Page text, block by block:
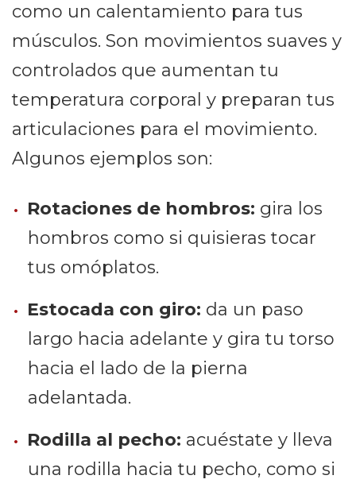
como un calentamiento para tus
músculos. Son movimientos suaves y
controlados que aumentan tu
temperatura corporal y preparan tus
articulaciones para el movimiento.
Algunos ejemplos son:
Rotaciones de hombros: gira los
hombros como si quisieras tocar
tus omóplatos.
Estocada con giro: da un paso
largo hacia adelante y gira tu torso
hacia el lado de la pierna
adelantada.
Rodilla al pecho: acuéstate y lleva
una rodilla hacia tu pecho, como si